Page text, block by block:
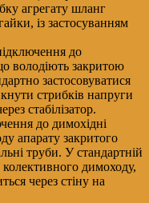
агрегату шланг
із застосуванням
до
володіють закритою
застосовуватися
стрибків напруги
стабілізатор.
до димохідні
апарату закритого
труби. У стандартній
колективного димоходу,
через стіну на